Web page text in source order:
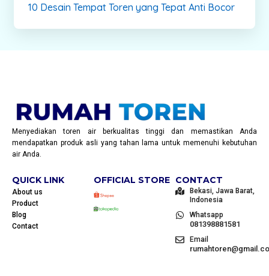
10 Desain Tempat Toren yang Tepat Anti Bocor
Menyediakan toren air berkualitas tinggi dan memastikan Anda
mendapatkan produk asli yang tahan lama untuk memenuhi kebutuhan
air Anda.
QUICK LINK
About us
Product
Blog
Contact
OFFICIAL STORE CONTACT
Bekasi, Jawa Barat,
Indonesia
Whatsapp
081398881581
Email